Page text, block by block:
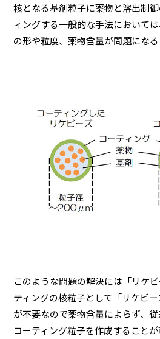
核となる基剤粒子に薬物と溶出制
ィングする一般的な手法において
の形や粒度、薬物含量が問題になる
このような問題の解決には「リケ
ティングの核粒子として「リケビ
が不要なので薬物含量によらず、
コーティング粒子を作成すること